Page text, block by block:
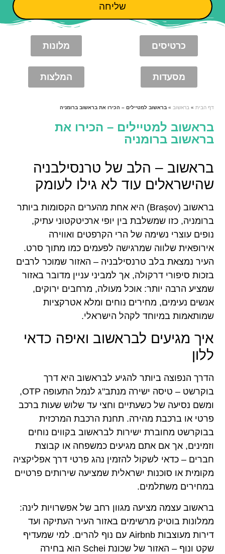
שליחה
כרטיסים מלונות
מסעדות המלצות
דף הבית » בראשוב »בראשוב למטיילים – הכירו את בראשוב ברומניה
בראשוב למטיילים – הכירו את
בראשוב ברומניה
בראשוב – הלב של טרנסילבניה
שהישראלים עוד לא גילו לעומק
בראשוב (Brașov) היא אחת מהערים הקסומות ביותר
ברומניה, כזו שמשלבת בין יופי ארכיטקטוני עתיק,
נופים עוצרי נשימה של הרי הקרפטים ואווירה
אירופאית שלווה שמרגישה לפעמים כמו מתוך סרט.
העיר נמצאת בלב טרנסילבניה – האזור שמוכר לרבים
בזכות סיפורי דרקולה, אך למביני עניין מדובר באזור
שמציע הרבה יותר: אוכל מעולה, מרחבים ירוקים,
אנשים נעימים, מחירים נוחים ומלא אטרקציות
שמותאמות במיוחד לקהל הישראלי.
איך מגיעים לבראשוב ואיפה כדאי
ללון
הדרך הנפוצה ביותר להגיע לבראשוב היא דרך
בוקרשט – טיסה ישירה מנתב"ג לנמל התעופה OTP,
ומשם נסיעה של כשעתיים וחצי עד שלוש שעות ברכב
פרטי או ברכבת מהירה. תחנת הרכבת המרכזית
בבוקרשט מחוברת ישירות לבראשוב בקווים נוחים
וזמינים, אך אם אתם מגיעים כמשפחה או קבוצת
חברים – כדאי לשקול להזמין נהג פרטי דרך אפליקציה
מקומית או סוכנות ישראלית שמציעה שירותים פרטיים
במחירים משתלמים.
בראשוב עצמה מציעה מגוון רחב של אפשרויות לינה:
ממלונות בוטיק מרשימים באזור העיר העתיקה ועד
דירות מעוצבות Airbnb עם נוף להרים. למי שמעדיף
שקט ונוף – האזור של שכונת Schei הוא בחירה